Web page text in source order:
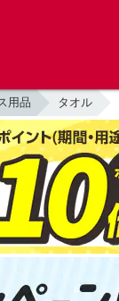
用品 タオル